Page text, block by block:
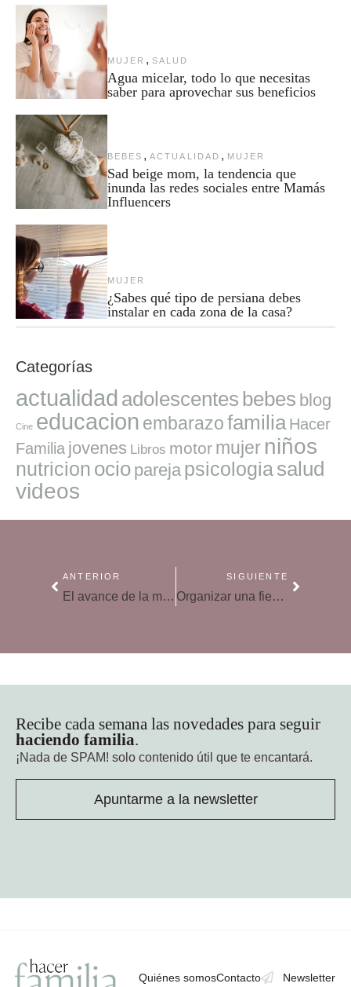
MUJER , SALUD
Agua micelar, todo lo que necesitas
saber para aprovechar sus beneficios
BEBES , ACTUALIDAD , MUJER
Sad beige mom, la tendencia que
inunda las redes sociales entre Mamás
Influencers
MUJER
¿Sabes qué tipo de persiana debes
instalar en cada zona de la casa?
Categorías
actualidad adolescentes bebes blog
Cine educacion embarazofamilia Hacer
Familia jovenes Libros motor mujer niños
nutricion ocio pareja psicologiasalud
videos
ANTERIOR
El avance de la mujer: la feminización en la historia
SIGUIENTE
Organizar una fiesta: trucos para que sea un éxito
Recibe cada semana las novedades para seguir
haciendo familia.
¡Nada de SPAM! solo contenido útil que te encantará.
Apuntarme a la newsletter
Quiénes somosContacto Newsletter